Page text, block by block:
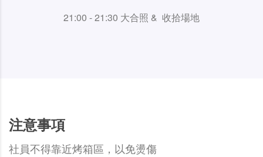
21:00 - 21:30 大合照 & 收拾場地
注意事項
社員不得靠近烤箱區，以免燙傷